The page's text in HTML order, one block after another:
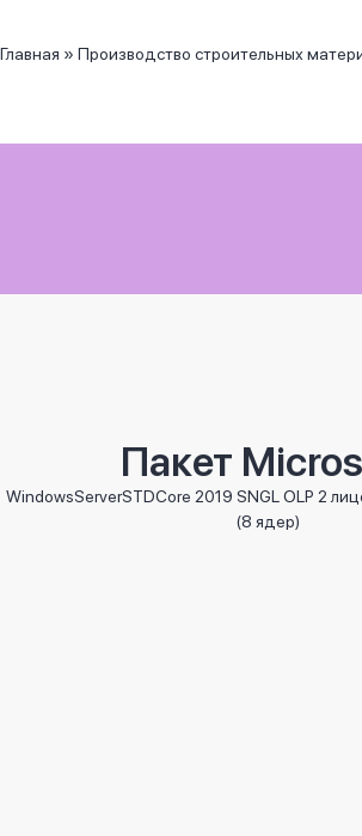
Главная » Производство строительных
Пакет
WindowsServerSTDCore 2019 SNGL OLP 2
(8 ядер)